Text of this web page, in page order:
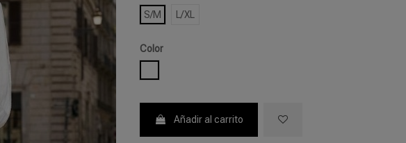
S/M
L/XL
Color
Añadir al carrito